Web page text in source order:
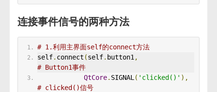
连接事件信号的两种方法
# 1.利用主界面self的connect方法
self. connect (self. button1 ,
# Button1事件
QtCore. SIGNAL ( 'clicked()' ),
# clicked()信号